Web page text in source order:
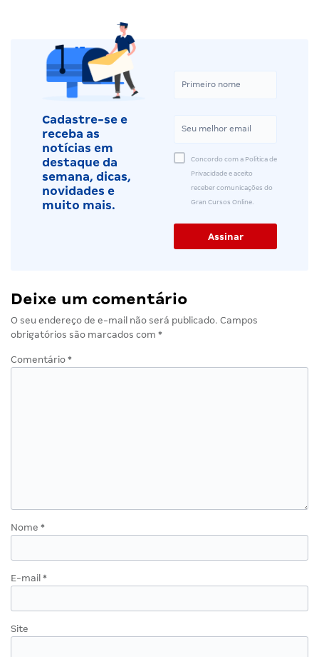
Cadastre-se e
receba as
notícias em
destaque da
semana, dicas,
novidades e
muito mais.
Concordo com a Política de
Privacidade e aceito
receber comunicações do
Gran Cursos Online.
Deixe um comentário
O seu endereço de e-mail não será publicado. Campos
obrigatórios são marcados com *
Comentário *
Nome *
E-mail *
Site